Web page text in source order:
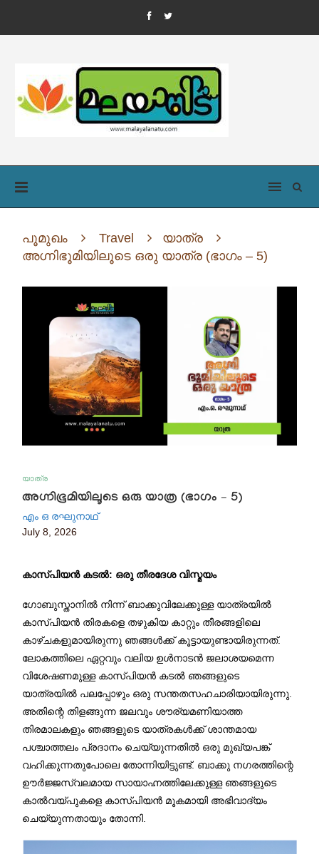
പൂമുഖം Travel
യാത്ര
അഗ്നിഭൂമിയിലൂടെ ഒരു യാത്ര (ഭാഗം – 5)
യാത്ര
അഗ്നിഭൂമിയിലൂടെ ഒരു യാത്ര (ഭാഗം – 5)
എം ഒ രഘുനാഥ്‌
July 8, 2026
കാസ്പിയൻ കടൽ: ഒരു തീരദേശ വിസ്മയം
ഗോബുസ്താനിൽ നിന്ന് ബാക്കുവിലേക്കുള്ള യാത്രയിൽ
കാസ്പിയൻ തിരകളെ തഴുകിയ കാറ്റും തീരങ്ങളിലെ
കാഴ്ചകളുമായിരുന്നു ഞങ്ങൾക്ക് കൂട്ടായുണ്ടായിരുന്നത്.
ലോകത്തിലെ ഏറ്റവും വലിയ ഉൾനാടൻ ജലാശയമെന്ന
വിശേഷണമുള്ള കാസ്പിയൻ കടൽ ഞങ്ങളുടെ
യാത്രയിൽ പലപ്പോഴും ഒരു സന്തതസഹചാരിയായിരുന്നു.
അതിന്റെ തിളങ്ങുന്ന ജലവും ശൗര്യമണിയാത്ത
തിരമാലകളും ഞങ്ങളുടെ യാത്രകൾക്ക് ശാന്തമായ
പശ്ചാത്തലം പ്രദാനം ചെയ്യുന്നതിൽ ഒരു മുഖ്യപങ്ക്
വഹിക്കുന്നതുപോലെ തോന്നിയിട്ടുണ്ട്. ബാക്കു നഗരത്തിന്റെ
ഊർജ്ജസ്വലമായ സായാഹ്നത്തിലേക്കുള്ള ഞങ്ങളുടെ
കാൽവയ്പുകളെ കാസ്പിയൻ മൂകമായി അഭിവാദ്യം
ചെയ്യുന്നതായും തോന്നി.